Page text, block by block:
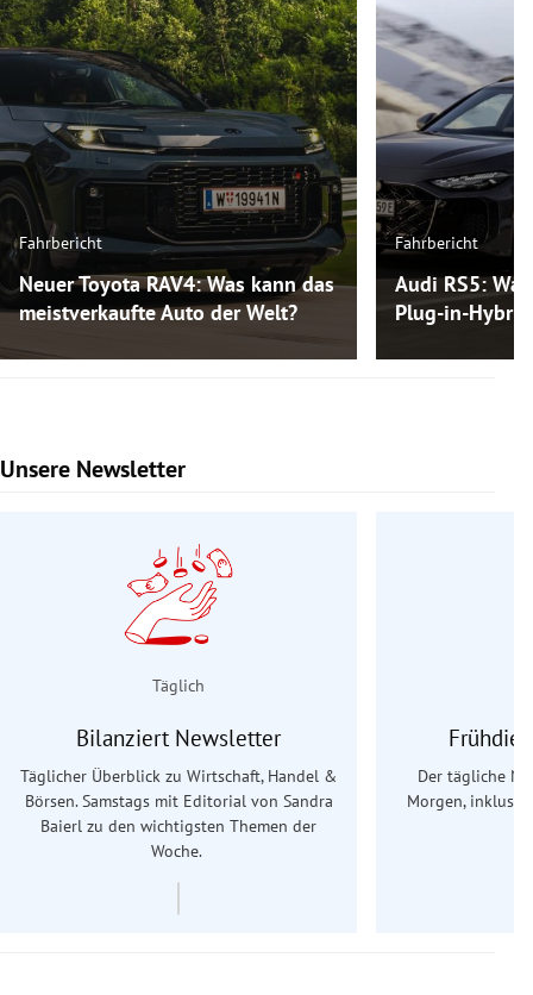
Fahrbericht
Neuer Toyota RAV4: Was kann das
meistverkaufte Auto der Welt?
Fahrbericht
Audi RS5:
Plug-in-
Unsere Newsletter
Slide 1 von 9
Täglich
Bilanziert Newsletter
Täglicher Überblick zu Wirtschaft, Handel &
Börsen. Samstags mit Editorial von Sandra
Baierl zu den wichtigsten Themen der
Woche.
Der tägliche
Morgen,